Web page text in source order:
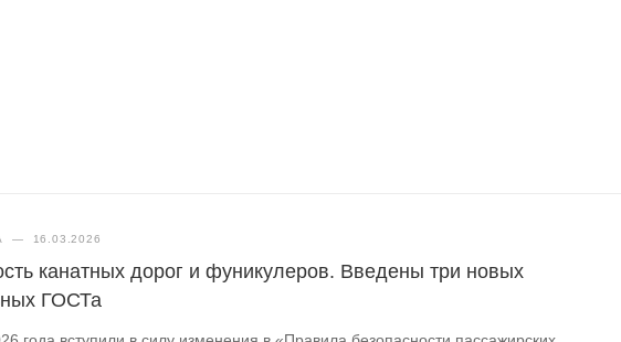
— 16.03.2026
канатных дорог и фуникулеров. Введены три новых
ГОСТа